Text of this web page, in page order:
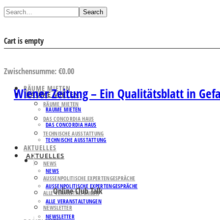
Search
Cart is empty
Zwischensumme:€0.00
RÄUME MIETEN
RÄUME MIETEN
DAS CONCORDIA HAUS
TECHNISCHE AUSSTATTUNG
AKTUELLES
NEWS
AUSSENPOLITISCHE EXPERTENGESPRÄCHE
ALLE VERANSTALTUNGEN
NEWSLETTER
RÄUME MIETEN
RÄUME MIETEN
DAS CONCORDIA HAUS
TECHNISCHE AUSSTATTUNG
AKTUELLES
NEWS
AUSSENPOLITISCHE EXPERTENGESPRÄCHE
ALLE VERANSTALTUNGEN
NEWSLETTER
Wiener Zeitung – Ein Qualitätsblatt in
Online Club Talk